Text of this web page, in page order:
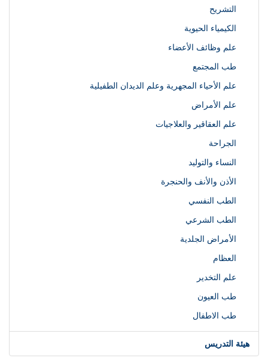
التشريح
الكيمياء الحيوية
علم وظائف الأعضاء
طب المجتمع
علم الأحياء المجهرية وعلم الديدان الطفيلية
علم الأمراض
علم العقاقير والعلاجيات
الجراحة
النساء والتوليد
الأذن والأنف والحنجرة
الطب النفسي
الطب الشرعي
الأمراض الجلدية
العظام
علم التخدير
طب العيون
طب الاطفال
هيئة التدريس